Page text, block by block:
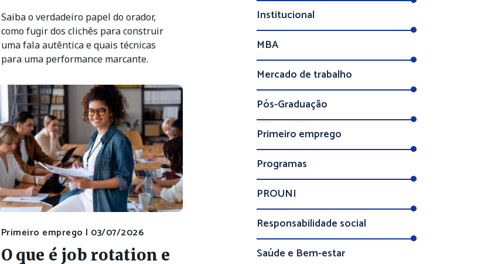
uma fala autêntica e quais técnicas
para uma performance marcante.
Primeiro emprego |03/07/2026
O que é job rotation e
como ele pode
MBA
Mercado de trabalho
Pós-Graduação
Primeiro emprego
Programas
PROUNI
Responsabilidade social
Saúde e Bem-estar
Sem categoria